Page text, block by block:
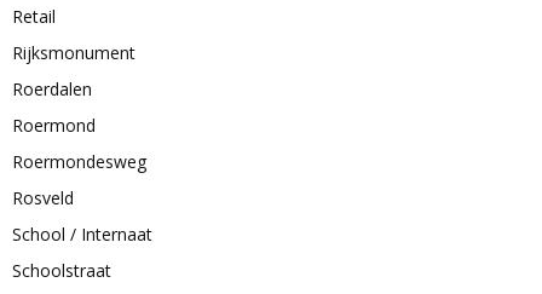
Retail
Rijksmonument
Roerdalen
Roermond
Roermondesweg
Rosveld
School / Internaat
Schoolstraat